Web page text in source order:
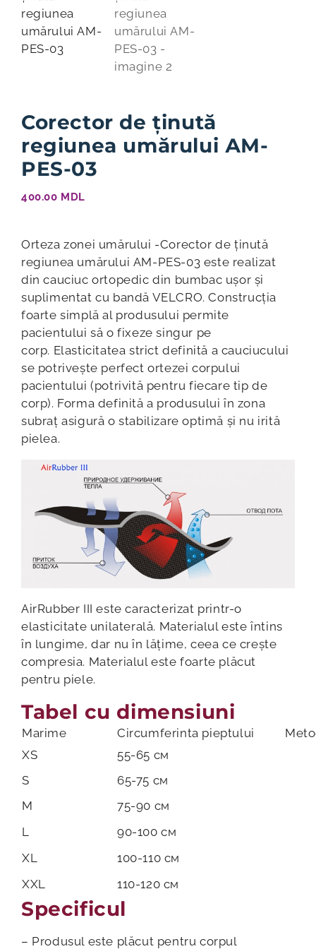
Corector de ținută
regiunea umărului АМ-
PES-03
400.00 MDL
Orteza zonei umărului -Corector de ținută
regiunea umărului АМ-PES-03 este realizat
din cauciuc ortopedic din bumbac ușor și
suplimentat cu bandă VELCRO. Construcția
foarte simplă al produsului permite
pacientului să o fixeze singur pe
corp. Elasticitatea strict definită a cauciucului
se potrivește perfect ortezei corpului
pacientului (potrivită pentru fiecare tip de
corp). Forma definită a produsului în zona
subraț asigură o stabilizare optimă și nu irită
pielea.
AirRubber III este caracterizat printr-o
elasticitate unilaterală. Materialul este întins
în lungime, dar nu în lățime, ceea ce crește
compresia. Materialul este foarte plăcut
pentru piele.
Tabel cu dimensiuni
Marime Circumferinta pieptului
XS
55-65 см
S
65-75 см
M
75-90 см
L
90-100 см
XL
100-110 см
XXL
110-120 см
Specificul
– Produsul este plăcut pentru corpul